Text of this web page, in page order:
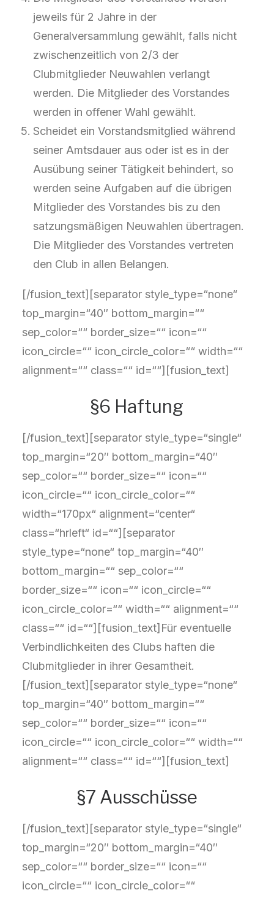
jeweils für 2 Jahre in der
Generalversammlung gewählt, falls nicht
zwischenzeitlich von 2/3 der
Clubmitglieder Neuwahlen verlangt
werden. Die Mitglieder des Vorstandes
werden in offener Wahl gewählt.
Scheidet ein Vorstandsmitglied während
seiner Amtsdauer aus oder ist es in der
Ausübung seiner Tätigkeit behindert, so
werden seine Aufgaben auf die übrigen
Mitglieder des Vorstandes bis zu den
satzungsmäßigen Neuwahlen übertragen.
Die Mitglieder des Vorstandes vertreten
den Club in allen Belangen.
[/fusion_text][separator style_type=“none“
top_margin=“40″ bottom_margin=““
sep_color=““ border_size=““ icon=““
icon_circle=““ icon_circle_color=““ width=““
alignment=““ class=““ id=““][fusion_text]
§6 Haftung
[/fusion_text][separator style_type=“single“
top_margin=“20″ bottom_margin=“40″
sep_color=““ border_size=““ icon=““
icon_circle=““ icon_circle_color=““
width=“170px“ alignment=“center“
class=“hrleft“ id=““][separator
style_type=“none“ top_margin=“40″
bottom_margin=““ sep_color=““
border_size=““ icon=““ icon_circle=““
icon_circle_color=““ width=““ alignment=““
class=““ id=““][fusion_text]Für eventuelle
Verbindlichkeiten des Clubs haften die
Clubmitglieder in ihrer Gesamtheit.
[/fusion_text][separator style_type=“none“
top_margin=“40″ bottom_margin=““
sep_color=““ border_size=““ icon=““
icon_circle=““ icon_circle_color=““ width=““
alignment=““ class=““ id=““][fusion_text]
§7 Ausschüsse
[/fusion_text][separator style_type=“single“
top_margin=“20″ bottom_margin=“40″
sep_color=““ border_size=““ icon=““
icon_circle=““ icon_circle_color=““